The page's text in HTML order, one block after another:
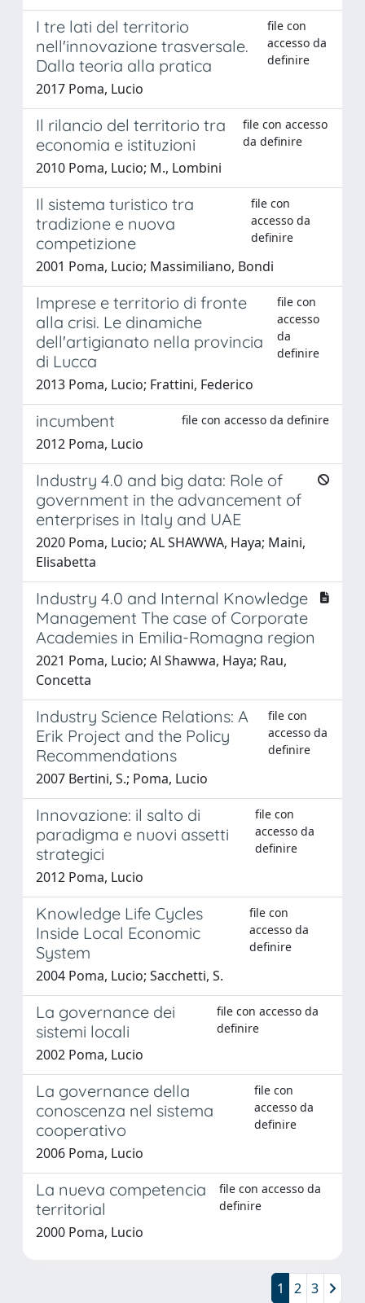
I tre lati del territorio
nell'innovazione trasversale.
Dalla teoria alla pratica
file con
accesso da
definire
2017 Poma, Lucio
Il rilancio del territorio tra
economia e istituzioni
file con accesso
da definire
2010 Poma, Lucio; M., Lombini
Il sistema turistico tra
tradizione e nuova
competizione
file con
accesso da
definire
2001 Poma, Lucio; Massimiliano, Bondi
Imprese e territorio di fronte
alla crisi. Le dinamiche
dell'artigianato nella provincia
di Lucca
file con
accesso
da
definire
2013 Poma, Lucio; Frattini, Federico
incumbent file con accesso da definire
2012 Poma, Lucio
Industry 4.0 and big data: Role of
government in the advancement of
enterprises in Italy and UAE
2020 Poma, Lucio; AL SHAWWA, Haya; Maini,
Elisabetta
Industry 4.0 and Internal Knowledge
Management The case of Corporate
Academies in Emilia-Romagna region
2021 Poma, Lucio; Al Shawwa, Haya; Rau,
Concetta
Industry Science Relations: A
Erik Project and the Policy
Recommendations
file con
accesso da
definire
2007 Bertini, S.; Poma, Lucio
Innovazione: il salto di
paradigma e nuovi assetti
strategici
file con
accesso da
definire
2012 Poma, Lucio
Knowledge Life Cycles
Inside Local Economic
System
file con
accesso da
definire
2004 Poma, Lucio; Sacchetti, S.
La governance dei
sistemi locali
file con accesso da
definire
2002 Poma, Lucio
La governance della
conoscenza nel sistema
cooperativo
file con
accesso da
definire
2006 Poma, Lucio
La nueva competencia
territorial
file con accesso da
definire
2000 Poma, Lucio
1 2 3